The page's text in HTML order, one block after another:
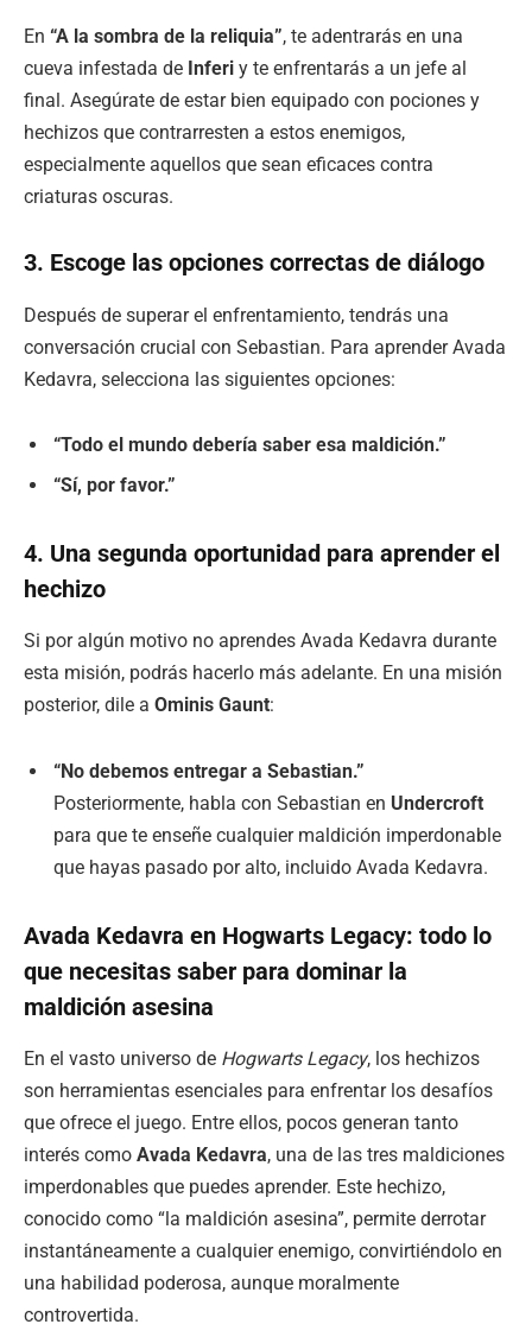
En “A la sombra de la reliquia”, te adentrarás en una
cueva infestada de Inferi y te enfrentarás a un jefe al
final. Asegúrate de estar bien equipado con pociones y
hechizos que contrarresten a estos enemigos,
especialmente aquellos que sean eficaces contra
criaturas oscuras.
3. Escoge las opciones correctas de diálogo
Después de superar el enfrentamiento, tendrás una
conversación crucial con Sebastian. Para aprender Avada
Kedavra, selecciona las siguientes opciones:
“Todo el mundo debería saber esa maldición.”
“Sí, por favor.”
4. Una segunda oportunidad para aprender el
hechizo
Si por algún motivo no aprendes Avada Kedavra durante
esta misión, podrás hacerlo más adelante. En una misión
posterior, dile a Ominis Gaunt:
“No debemos entregar a Sebastian.”
Posteriormente, habla con Sebastian en Undercroft
para que te enseñe cualquier maldición imperdonable
que hayas pasado por alto, incluido Avada Kedavra.
Avada Kedavra en Hogwarts Legacy: todo lo
que necesitas saber para dominar la
maldición asesina
En el vasto universo de Hogwarts Legacy, los hechizos
son herramientas esenciales para enfrentar los desafíos
que ofrece el juego. Entre ellos, pocos generan tanto
interés como Avada Kedavra, una de las tres maldiciones
imperdonables que puedes aprender. Este hechizo,
conocido como “la maldición asesina”, permite derrotar
instantáneamente a cualquier enemigo, convirtiéndolo en
una habilidad poderosa, aunque moralmente
controvertida.